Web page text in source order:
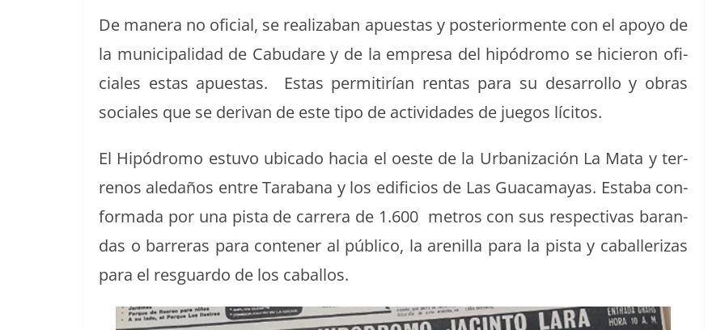
De man­era no ofi­cial, se real­iz­a­ban apues­tas y pos­te­ri­or­mente con el apoyo de
la munic­i­pal­i­dad de Cabu­dare y de la empre­sa del hipó­dro­mo se hicieron ofi­
ciales estas apues­tas. Estas per­mi­tirían rentas para su desar­rol­lo y obras
sociales que se derivan de este tipo de activi­dades de jue­gos lícitos.
El Hipó­dro­mo estu­vo ubi­ca­do hacia el oeste de la Urban­ización La Mata y ter­
renos aledaños entre Tara­bana y los edi­fi­cios de Las Gua­ca­mayas. Esta­ba con­
for­ma­da por una pista de car­rera de 1.600 met­ros con sus respec­ti­vas baran­
das o bar­reras para con­tener al públi­co, la are­nil­la para la pista y cabal­ler­izas
para el res­guar­do de los caballos.